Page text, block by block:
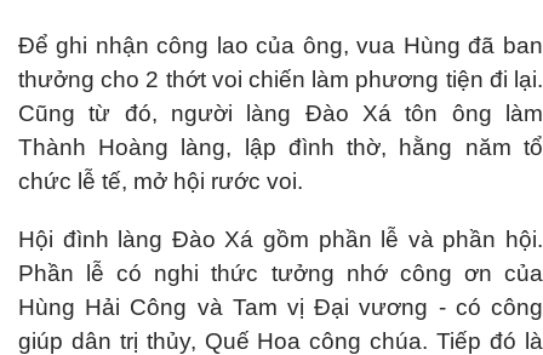
Để ghi nhận công lao của ông, vua Hùng đã ban
thưởng cho 2 thớt voi chiến làm phương tiện đi lại.
Cũng từ đó, người làng Đào Xá tôn ông làm
Thành Hoàng làng, lập đình thờ, hằng năm tổ
chức lễ tế, mở hội rước voi.
Hội đình làng Đào Xá gồm phần lễ và phần hội.
Phần lễ có nghi thức tưởng nhớ công ơn của
Hùng Hải Công và Tam vị Đại vương - có công
giúp dân trị thủy, Quế Hoa công chúa. Tiếp đó là